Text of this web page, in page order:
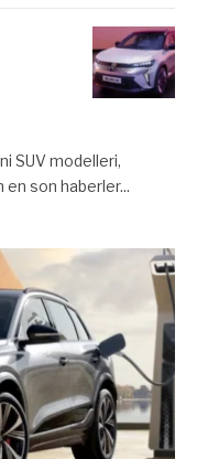
SUV modelleri,
en son haberler...